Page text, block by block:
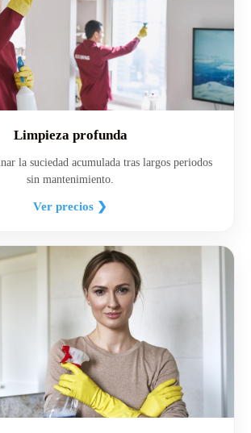
Limpieza profunda
la suciedad acumulada tras largos periodos
sin mantenimiento.
Ver precios ❯